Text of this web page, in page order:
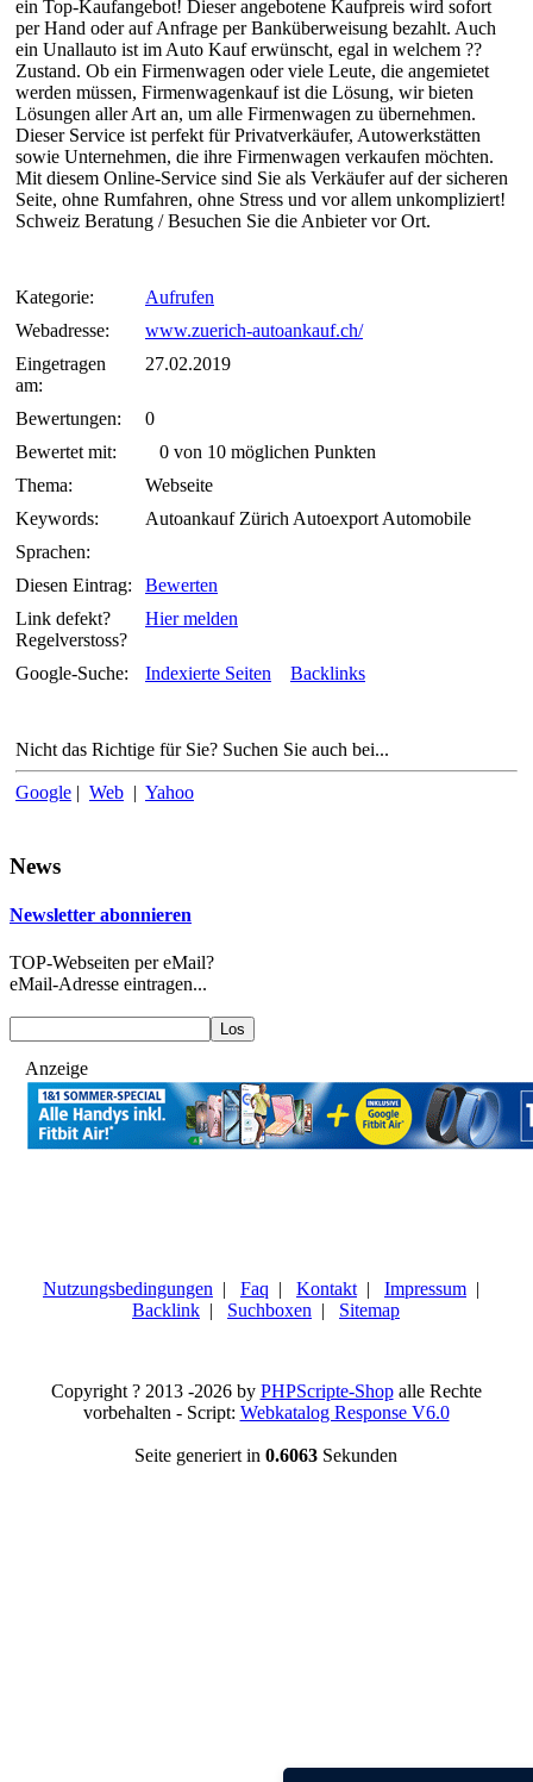
ein Top-Kaufangebot! Dieser angebotene Kaufpreis wird sofort
per Hand oder auf Anfrage per Banküberweisung bezahlt. Auch
ein Unallauto ist im Auto Kauf erwünscht, egal in welchem ??
Zustand. Ob ein Firmenwagen oder viele Leute, die angemietet
werden müssen, Firmenwagenkauf ist die Lösung, wir bieten
Lösungen aller Art an, um alle Firmenwagen zu übernehmen.
Dieser Service ist perfekt für Privatverkäufer, Autowerkstätten
sowie Unternehmen, die ihre Firmenwagen verkaufen möchten.
Mit diesem Online-Service sind Sie als Verkäufer auf der sicheren
Seite, ohne Rumfahren, ohne Stress und vor allem unkompliziert!
Schweiz Beratung / Besuchen Sie die Anbieter vor Ort.
Kategorie:
Aufrufen
Webadresse:
www.zuerich-autoankauf.ch/
Eingetragen
am:
27.02.2019
Bewertungen:
0
Bewertet mit:
0 von 10 möglichen Punkten
Thema:
Webseite
Keywords:
Autoankauf Zürich Autoexport Automobile
Sprachen:
Diesen Eintrag:
Bewerten
Link defekt?
Regelverstoss?
Hier melden
Google-Suche: Indexierte Seiten Backlinks
Nicht das Richtige für Sie? Suchen Sie auch bei...
Google | Web | Yahoo
News
Newsletter abonnieren
TOP-Webseiten per eMail?
eMail-Adresse eintragen...
Anzeige
Nutzungsbedingungen | Faq | Kontakt | Impressum |
Backlink | Suchboxen | Sitemap
Copyright ? 2013 -2026 by PHPScripte-Shopalle Rechte
vorbehalten - Script: Webkatalog Response V6.0
Seite generiert in 0.6063 Sekunden